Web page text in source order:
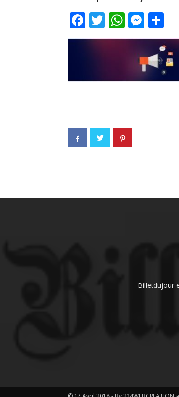
Facebook
Twitter
Billetdujour